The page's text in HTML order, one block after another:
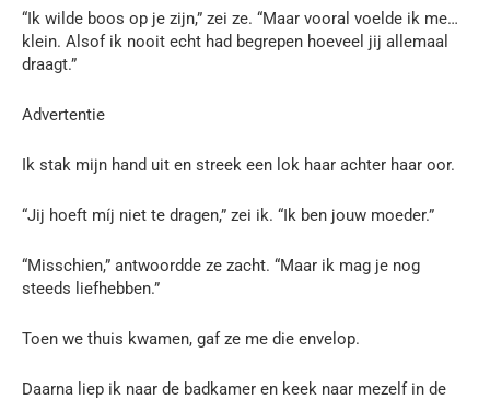
“Ik wilde boos op je zijn,” zei ze. “Maar vooral voelde ik me…
klein. Alsof ik nooit echt had begrepen hoeveel jij allemaal
draagt.”
Advertentie
Ik stak mijn hand uit en streek een lok haar achter haar oor.
“Jij hoeft míj niet te dragen,” zei ik. “Ik ben jouw moeder.”
“Misschien,” antwoordde ze zacht. “Maar ik mag je nog
steeds liefhebben.”
Toen we thuis kwamen, gaf ze me die envelop.
Daarna liep ik naar de badkamer en keek naar mezelf in de